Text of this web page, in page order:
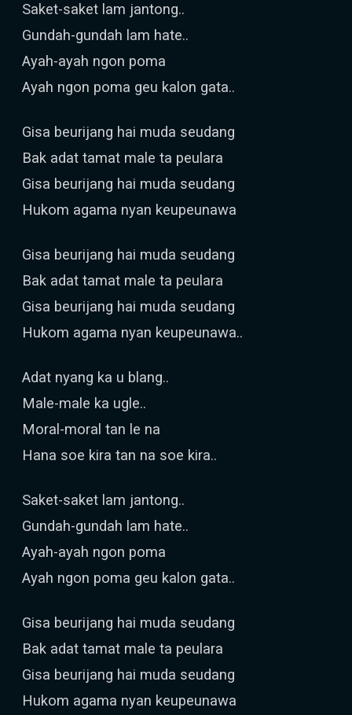
Saket-saket lam jantong..
Gundah-gundah lam hate..
Ayah-ayah ngon poma
Ayah ngon poma geu kalon gata..
Gisa beurijang hai muda seudang
Bak adat tamat male ta peulara
Gisa beurijang hai muda seudang
Hukom agama nyan keupeunawa
Gisa beurijang hai muda seudang
Bak adat tamat male ta peulara
Gisa beurijang hai muda seudang
Hukom agama nyan keupeunawa..
Adat nyang ka u blang..
Male-male ka ugle..
Moral-moral tan le na
Hana soe kira tan na soe kira..
Saket-saket lam jantong..
Gundah-gundah lam hate..
Ayah-ayah ngon poma
Ayah ngon poma geu kalon gata..
Gisa beurijang hai muda seudang
Bak adat tamat male ta peulara
Gisa beurijang hai muda seudang
Hukom agama nyan keupeunawa